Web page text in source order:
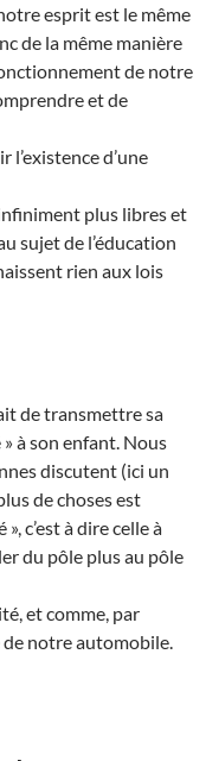
esprit est le même
de la même manière
de notre
et de
l’existence d’une
plus libres et
sujet de l’éducation
rien aux lois
de transmettre sa
à son enfant. Nous
discutent (ici un
de choses est
c’est à dire celle à
du pôle plus au pôle
et comme, par
notre automobile.